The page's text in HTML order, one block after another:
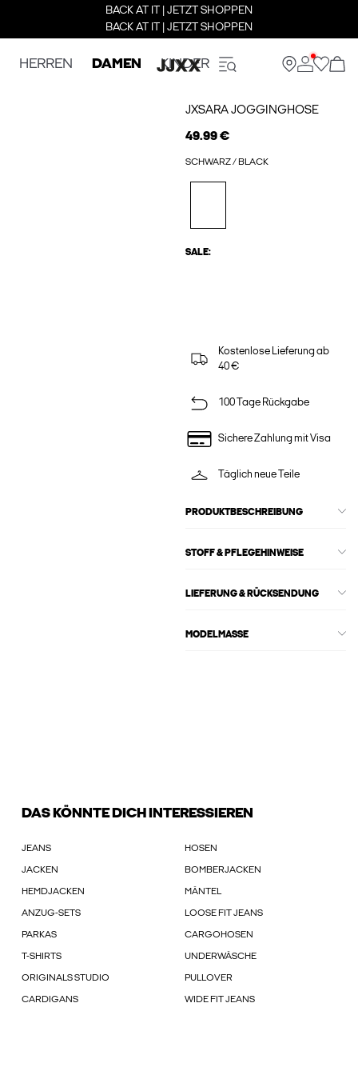
BACK AT IT | JETZT SHOPPEN
BACK AT IT | JETZT SHOPPEN
HERREN DAMEN KINDER
JXSARA JOGGINGHOSE
49.99 €
SCHWARZ / BLACK
SALE:
Kostenlose Lieferung ab
40 €
100 Tage Rückgabe
Sichere Zahlung mit Visa
Täglich neue Teile
PRODUKTBESCHREIBUNG
STOFF & PFLEGEHINWEISE
LIEFERUNG & RÜCKSENDUNG
MODELMASSE
DAS KÖNNTE DICH INTERESSIEREN
JEANS HOSEN
JACKEN BOMBERJACKEN
HEMDJACKEN MÄNTEL
ANZUG-SETS LOOSE FIT JEANS
PARKAS CARGOHOSEN
T-SHIRTS UNDERWÄSCHE
ORIGINALS STUDIO PULLOVER
CARDIGANS WIDE FIT JEANS